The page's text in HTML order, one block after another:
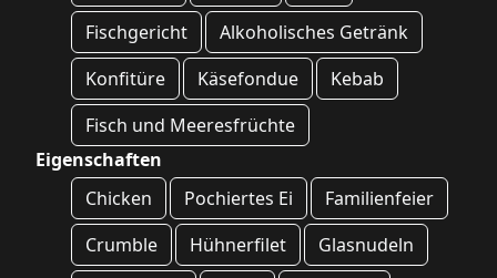
Fischgericht
Alkoholisches Getränk
Konfitüre
Käsefondue
Kebab
Fisch und Meeresfrüchte
Eigenschaften
Chicken
Pochiertes Ei
Familienfeier
Crumble
Hühnerfilet
Glasnudeln